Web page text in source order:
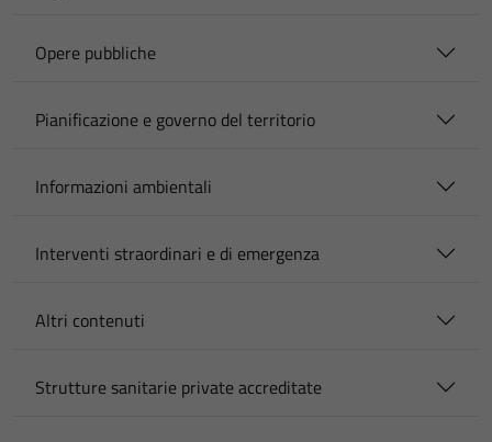
Opere pubbliche
Pianificazione e governo del territorio
Informazioni ambientali
Interventi straordinari e di emergenza
Altri contenuti
Strutture sanitarie private accreditate